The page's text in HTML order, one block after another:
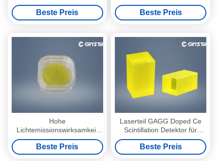
Einzelkristallstab
Beste Preis
Einzelkristall für γ-Strahl-
Detektion
Beste Preis
Hohe
Lichtemissionswirksamkeit
und Leistung von
Gd3Al2Ga3O12 Ce GAGG
Ce Szintillierkristallen
Beste Preis
Laserteil GAGG Doped Ce
Scintillation Detektor für
medizinische Bildgebung
Beste Preis